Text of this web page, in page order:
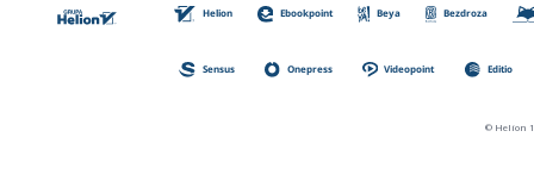
Helion Ebookpoint Beya Bezdroza
Sensus Onepress Videopoint Editio
© Helion